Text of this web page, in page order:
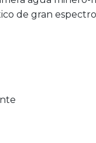
de gran